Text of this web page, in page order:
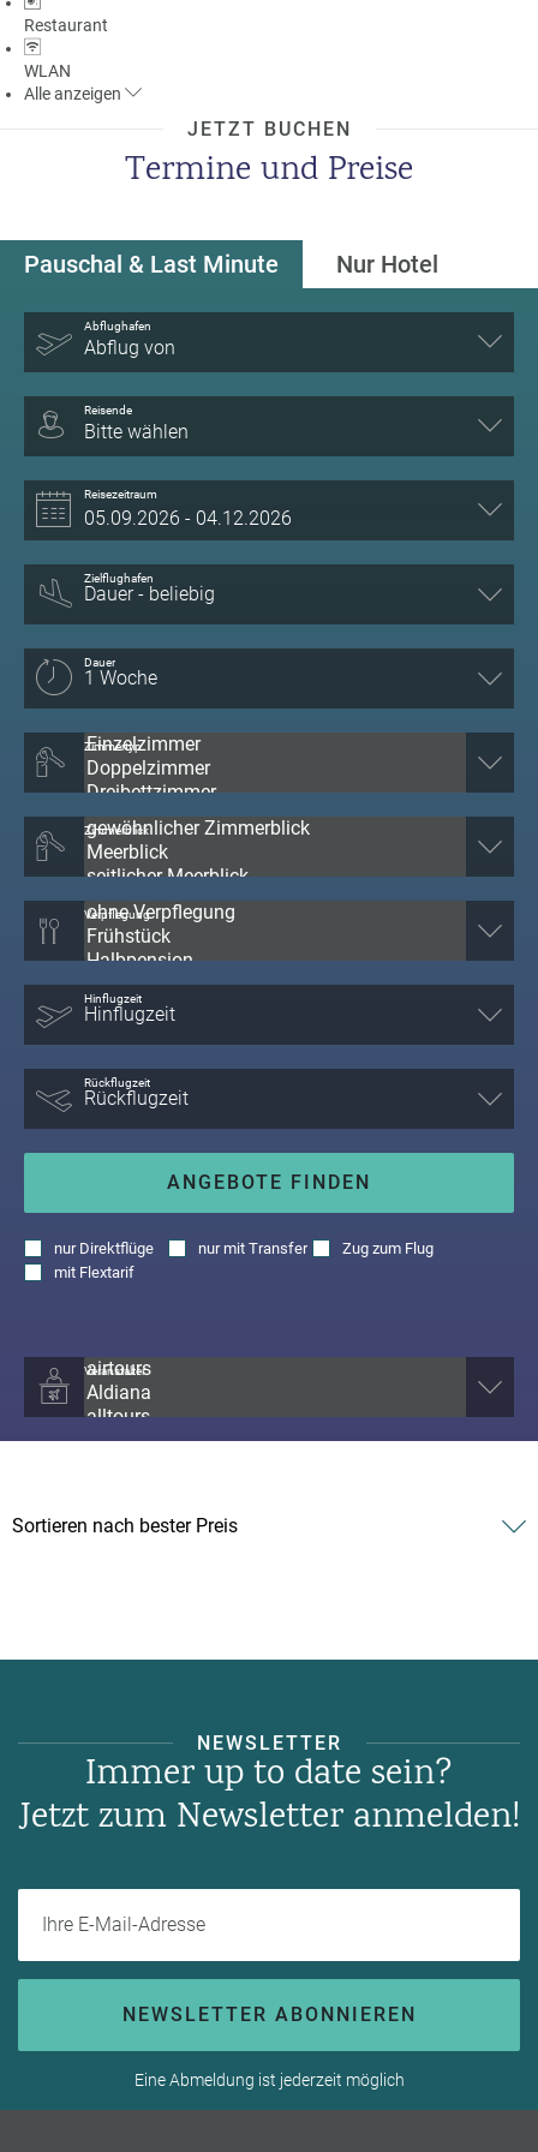
Restaurant
WLAN
Alleanzeigen
JETZT BUCHEN
Termine und Preise
Pauschal & Last Minute Nur Hotel
Abflughafen
Abflug von
Reisende
Bitte wählen
Reisezeitraum
Zielflughafen
Dauer
Zimmertyp
Zimmerblick
ANGEBOTE FINDEN
nur Direktflüge nurmit Transfer
Zug zum Flug
mit Flextarif
Verpflegung
Hinflugzeit
Rückflugzeit
Veranstalter
NEWSLETTER
Immer up to date sein?
Jetzt zum Newsletter anmelden!
NEWSLETTER ABONNIEREN
Eine Abmeldung ist jederzeit möglich